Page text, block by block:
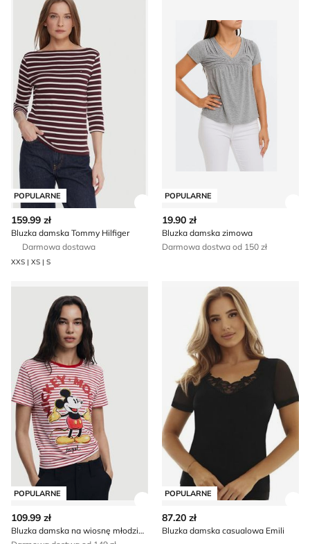
POPULARNE
159.99 zł
Bluzka damska Tommy Hilfiger
Darmowa dostawa
XXS | XS | S
POPULARNE
19.90 zł
Bluzka damska zimowa
Darmowa dostwa od 150 zł
Bluzka damska na wiosnę młodzieżowa Desigual
POPULARNE
109.99 zł
Bluzka damska na wiosnę młodzieżowa Desigual
Bluzka damska casualowa
POPULARNE
87.20 zł
Bluzka damska casualowa Emili